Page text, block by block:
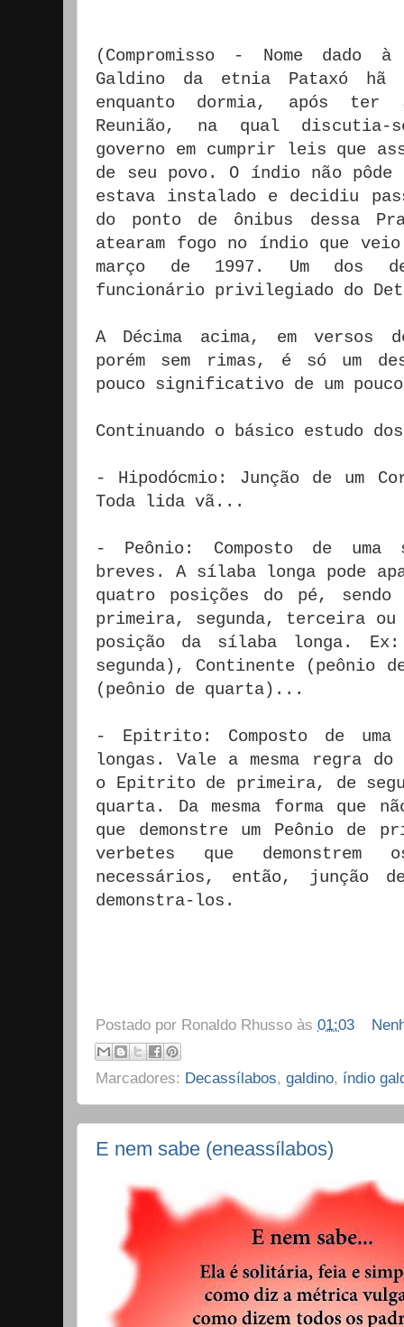
(Compromisso - Nome dado
Galdino da etnia Pataxó hã
enquanto dormia, após ter
Reunião, na qual discutia-
governo em cumprir leis que
de seu povo. O índio não pôde
estava instalado e decidiu
do ponto de ônibus dessa
atearam fogo no índio que
março de 1997. Um dos
funcionário privilegiado do
A Décima acima, em versos
porém sem rimas, é só um
pouco significativo de um
Continuando o básico estudo
- Hipodócmio: Junção de um
Toda lida vã...
- Peônio: Composto de
breves. A sílaba longa pode
quatro posições do pé, sendo
primeira, segunda, terceira ou
posição da sílaba longa.
segunda), Continente (peônio
(peônio de quarta)...
- Epitrito: Composto de
longas. Vale a mesma regra
o Epitrito de primeira, de
quarta. Da mesma forma que
que demonstre um Peônio de
verbetes que
necessários, então, junção
demonstra-los.
Postado por Ronaldo Rhusso às 01:03
Marcadores: Decassílabos, galdino, índio
E nem sabe (eneassílabos)